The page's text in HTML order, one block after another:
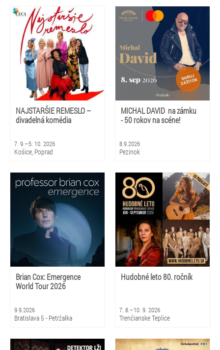
NAJSTARŠIE REMESLO –
divadelná komédia
7. 9.–5. 10. 2026
Košice, Poprad
MICHAL DAVID na zámku
- 50 rokov na scéne!
8.9.2026
Pezinok
Brian Cox: Emergence
World Tour 2026
9.9.2026
Bratislava 5 - Petržalka
Hudobné leto 80. ročník
7. 8.–10. 9. 2026
Trenčianske Teplice